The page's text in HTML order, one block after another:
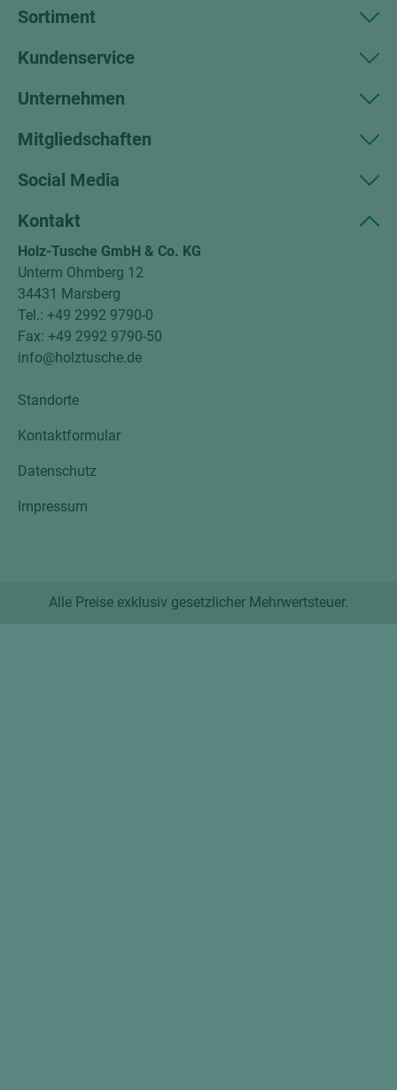
Sortiment
Kundenservice
Unternehmen
Mitgliedschaften
Social Media
Kontakt
Holz-Tusche GmbH & Co. KG
Unterm Ohmberg 12
34431 Marsberg
Tel.: +49 2992 9790-0
Fax: +49 2992 9790-50
info@holztusche.de
Standorte
Kontaktformular
Datenschutz
Impressum
Alle Preise exklusiv gesetzlicher Mehrwertsteuer.